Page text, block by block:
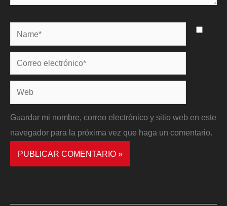
Name*
Correo
electrónico*
Web
Guardar mi nombre, correo electrónico y sitio web en este
navegador para la próxima vez que haga un comentario.